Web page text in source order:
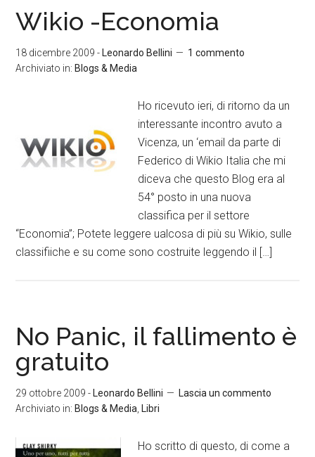
Wikio -Economia
18 dicembre 2009 - Leonardo Bellini
1 commento
Archiviato in: Blogs & Media
Ho ricevuto ieri, di ritorno da un
interessante incontro avuto a
Vicenza, un ‘email da parte di
Federico di Wikio Italia che mi
diceva che questo Blog era al
54° posto in una nuova
classifica per il settore
“Economia”; Potete leggere ualcosa di più su Wikio, sulle
classifiiche e su come sono costruite leggendo il […]
No Panic, il fallimento è
gratuito
29 ottobre 2009 - Leonardo Bellini
Lascia un commento
Archiviato in: Blogs & Media Libri
Ho scritto di questo, di come a